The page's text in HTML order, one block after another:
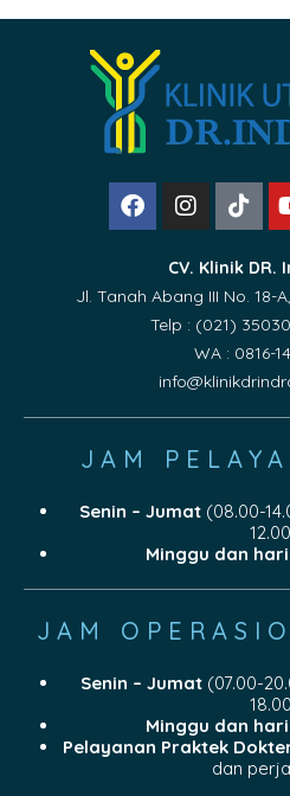
CV. Klinik DR.
Jl. Tanah Abang III No. 18-
Telp : (021)
WA : 0816-
JAM
Senin – Jumat(08.00-
Minggu dan
JAM
Senin – Jumat(07.00-
Minggu dan
Pelayanan Praktek
dan